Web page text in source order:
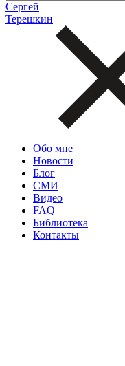
Сергей
Терешкин
Обо мне
Новости
Блог
СМИ
Видео
FAQ
Библиотека
Контакты